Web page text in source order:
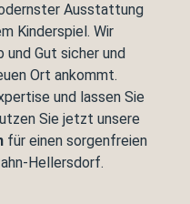
Ausstattung
Kinderspiel. Wir
und Gut sicher und
Ort ankommt.
und lassen Sie
Sie jetzt unsere
für einen sorgenfreien
Hellersdorf.